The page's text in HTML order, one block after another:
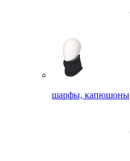
шарфы, капюшоны